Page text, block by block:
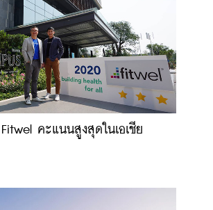
คะแนนสูงสุดในเอเชีย